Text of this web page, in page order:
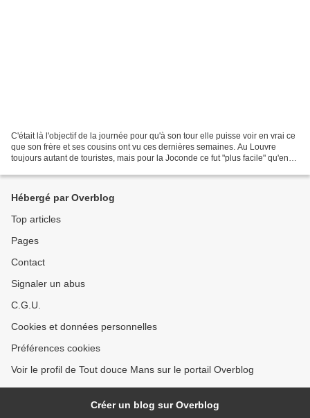
C'était là l'objectif de la journée pour qu'à son tour elle puisse voir en vrai ce
que son frère et ses cousins ont vu ces dernières semaines. Au Louvre
toujours autant de touristes, mais pour la Joconde ce fut "plus facile" qu'en
Hébergé par Overblog
Top articles
Pages
Contact
Signaler un abus
C.G.U.
Cookies et données personnelles
Préférences cookies
Voir le profil de Tout douce Mans sur le portail Overblog
Créer un blog sur Overblog